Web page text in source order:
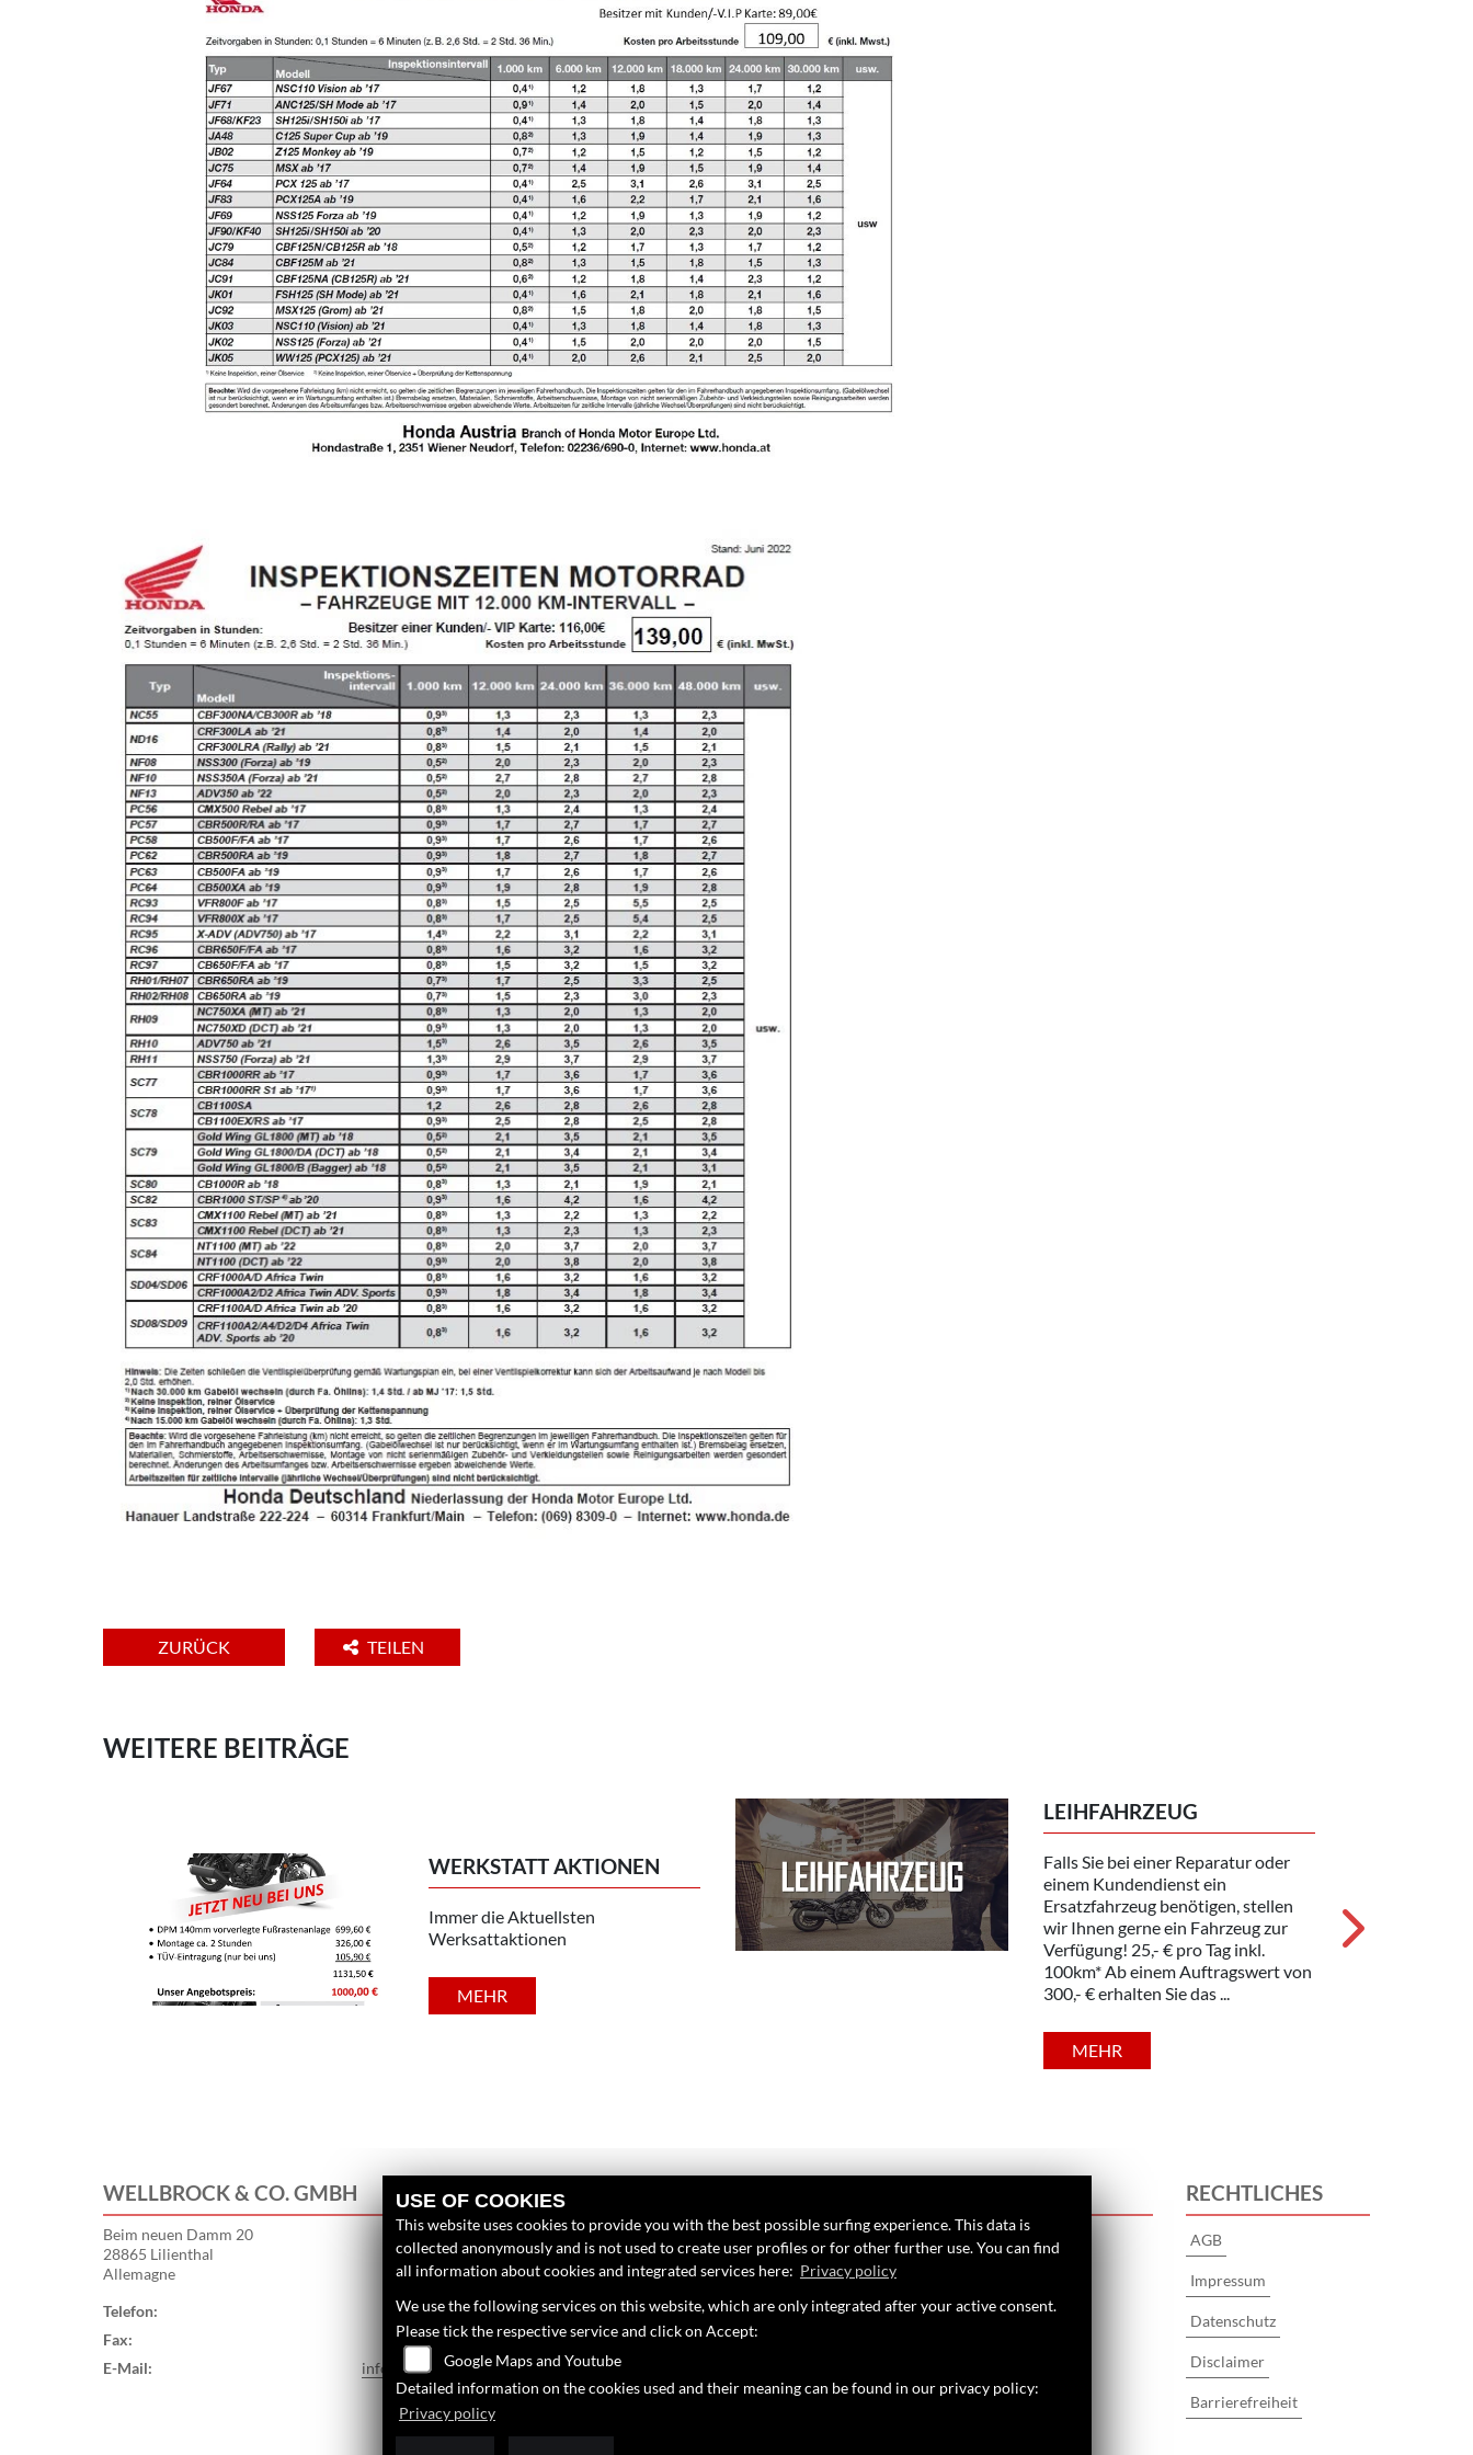
ZURÜCK TEILEN
WEITERE BEITRÄGE
WERKSTATT AKTIONEN
Immer die Aktuellsten
Werksattaktionen
MEHR
LEIHFAHRZEUG
Falls Sie bei einer Reparatur oder
einem Kundendienst ein
Ersatzfahrzeug benötigen, stellen
wir Ihnen gerne ein Fahrzeug zur
Verfügung! 25,- € pro Tag inkl.
100km* Ab einem Auftragswert von
300,- € erhalten Sie das ...
MEHR
WELLBROCK & CO. GMBH
Beim neuen Damm 20
28865 Lilienthal
Allemagne
Telefon:
04298465590
Fax:
0429830716
E-Mail:
info@wellbrock.com
LINKS
Unternehmen
Neufahrzeuge
Service
Facebook
Instagram
Youtube
RECHTLICHES
AGB
Impressum
Datenschutz
Disclaimer
Barrierefreiheit
USE OF COOKIES
This website uses cookies to provide you with the best possible surfing experience. This data is
collected anonymously and is not used to create user profiles or for other further use. You can find
all information about cookies and integrated services here: Privacy policy
We use the following services on this website, which are only integrated after your active consent.
Please tick the respective service and click on Accept:
Google Maps and Youtube
Detailed information on the cookies used and their meaning can be found in our privacy policy:
Privacy policy